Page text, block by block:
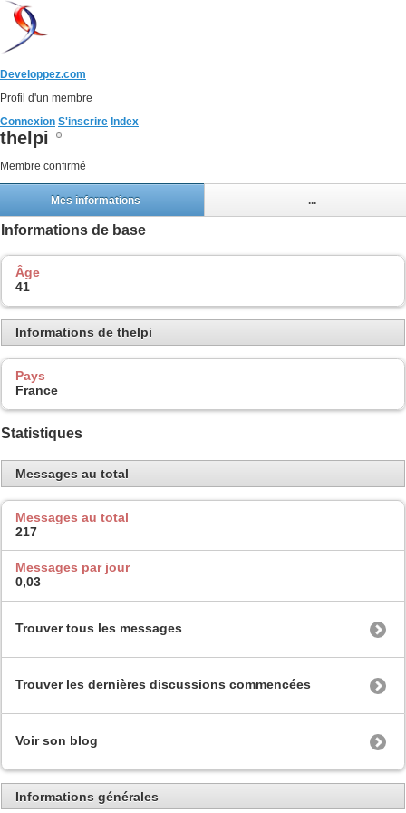
Developpez.com
Profil d'un membre
Connexion S'inscrire Index
thelpi
Membre confirmé
Mes informations ...
Informations de base
Âge
41
Informations de thelpi
Pays
France
Statistiques
Messages au total
Messages au total
217
Messages par jour
0,03
Trouver tous les messages
Trouver les dernières discussions commencées
Voir son blog
Informations générales